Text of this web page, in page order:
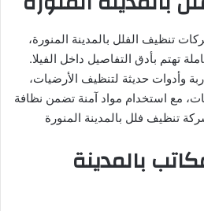
تنظيف الفلل بالمدينة المنورة،
تهتم بأدق التفاصيل داخل الفيلا.
وأدوات حديثة لتنظيف الأرضيات،
مع استخدام مواد آمنة تضمن نظافة
تنظيف فلل بالمدينة المنورة
بالمدينة